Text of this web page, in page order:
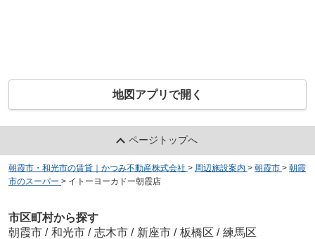
地図アプリで開く
ページトップへ
朝霞市・和光市の賃貸｜かつみ不動産株式会社 > 周辺施設案内 > 朝霞市 > 朝霞
市のスーパー > イトーヨーカドー朝霞店
市区町村から探す
朝霞市 / 和光市 / 志木市 / 新座市 / 板橋区 / 練馬区